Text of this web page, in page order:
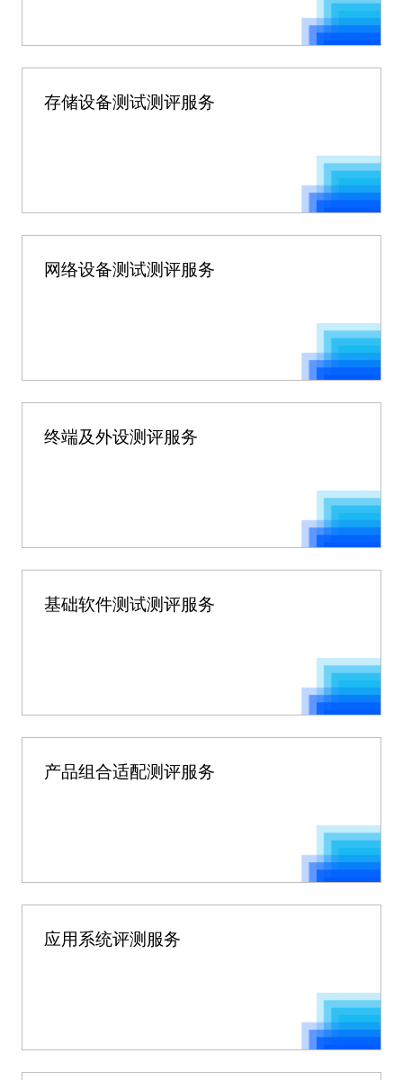
存储设备测试测评服务
网络设备测试测评服务
终端及外设测评服务
基础软件测试测评服务
产品组合适配测评服务
应用系统评测服务